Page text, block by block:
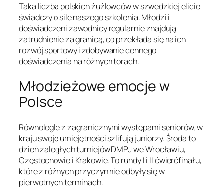
Taka liczba polskich żużlowców w szwedzkiej elicie
świadczy o sile naszego szkolenia. Młodzi i
doświadczeni zawodnicy regularnie znajdują
zatrudnienie za granicą, co przekłada się na ich
rozwój sportowy i zdobywanie cennego
doświadczenia na różnych torach.
Młodzieżowe emocje w
Polsce
Równolegle z zagranicznymi występami seniorów, w
kraju swoje umiejętności szlifują juniorzy. Środa to
dzień zaległych turniejów DMPJ we Wrocławiu,
Częstochowie i Krakowie. To rundy I i II ćwierćfinału,
które z różnych przyczyn nie odbyły się w
pierwotnych terminach.